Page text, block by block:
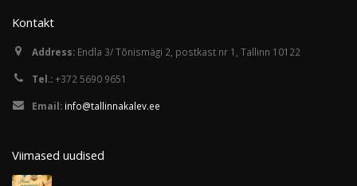
Kontakt
Address: Endla 3/ Tõnismägi 2, postkast nr 1, Tallinn 10122
Tel.:+372 5690 9651
Email: info@tallinnakalev.ee
Viimased uudised